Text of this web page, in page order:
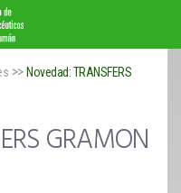
>> Novedad: TRANSFERS
GRAMON